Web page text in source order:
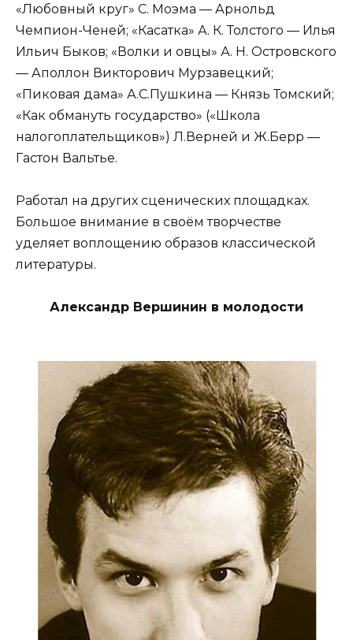
«Любовный круг» С. Моэма — Арнольд
Чемпион-Ченей; «Касатка» А. К. Толстого — Илья
Ильич Быков; «Волки и овцы» А. Н. Островского
— Аполлон Викторович Мурзавецкий;
«Пиковая дама» А.С.Пушкина — Князь Томский;
«Как обмануть государство» («Школа
налогоплательщиков») Л.Верней и Ж.Берр —
Гастон Вальтье.
Работал на других сценических площадках.
Большое внимание в своём творчестве
уделяет воплощению образов классической
литературы.
Александр Вершинин в молодости